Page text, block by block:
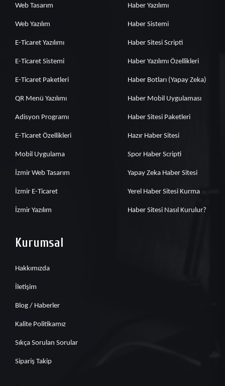
Web Tasarım
Web Yazılım
E-Ticaret Yazılımı
E-Ticaret Sistemi
E-Ticaret Paketleri
QR Menü Yazılımı
Adisyon Programı
E-Ticaret Özellikleri
Mobil Uygulama
İzmir Web Tasarım
İzmir E-Ticaret
İzmir Yazılım
Haber Yazılımı
Haber Sistemi
Haber Sitesi Scripti
Haber Yazılımı Özellikleri
Haber Botları (Yapay Zeka)
Haber Mobil Uygulaması
Haber Sitesi Paketleri
Hazır Haber Sitesi
Spor Haber Scripti
Yapay Zeka Haber Sitesi
Yerel Haber Sitesi Kurma
Haber Sitesi Nasıl Kurulur?
Kurumsal
Hakkımızda
İletişim
Blog / Haberler
Kalite Politikamız
Sıkça Sorulan Sorular
Sipariş Takip